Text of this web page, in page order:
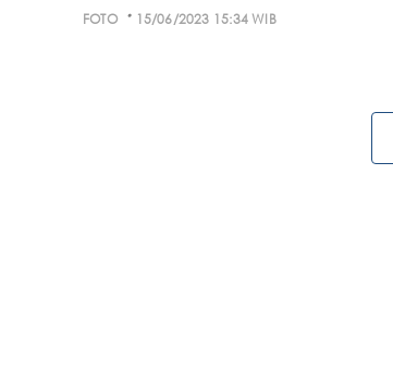
FOTO · 15/06/2023 15:34 WIB